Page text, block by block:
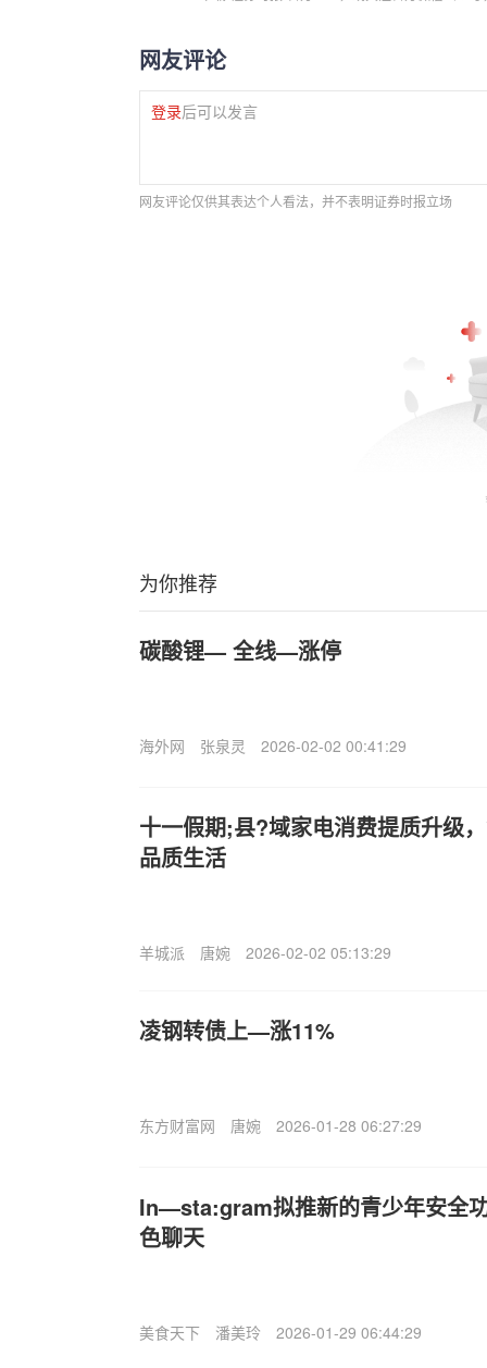
网友评论
登录后可以发言
网友评论仅供其表达个人看法，并不表明证券时报立场
为你推荐
碳酸锂— 全线—涨停
海外网 张泉灵 2026-02-02 00:41:29
十一假期;县?域家电消费提质升级
品质生活
羊城派 唐婉 2026-02-02 05:13:29
凌钢转债上—涨11%
东方财富网 唐婉 2026-01-28 06:27:29
In—sta:gram拟推新的青少年安全
色聊天
美食天下 潘美玲 2026-01-29 06:44:29